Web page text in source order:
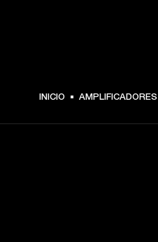
INICIO AMPLIFICADORES